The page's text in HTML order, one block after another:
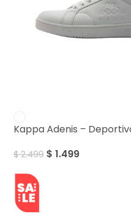
Kappa Adenis –
$2.499 $ 1.499